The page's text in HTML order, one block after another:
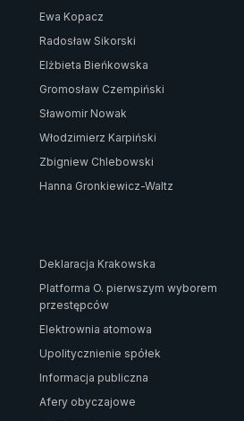
Ewa Kopacz
Radosław Sikorski
Elżbieta Bieńkowska
Gromosław Czempiński
Sławomir Nowak
Włodzimierz Karpiński
Zbigniew Chlebowski
Hanna Gronkiewicz-Waltz
Deklaracja Krakowska
Platforma O. pierwszym wyborem
przestępców
Elektrownia atomowa
Upolitycznienie spółek
Informacja publiczna
Afery obyczajowe